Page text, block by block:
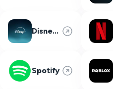
Disney Plus
Spotify